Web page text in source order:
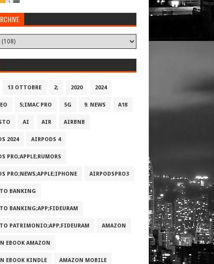
13 OTTOBRE 2; 2020 2024
5;IMAC PRO 5G 9. NEWS A18
AI AIR AIRBNB
2024 AIRPODS 4
PRO;APPLE;RUMORS
PRO;NEWS;APPLE;IPHONE AIRPODSPRO3
BANKING
BANKING;APP;FIDEURAM
PATRIMONI‪O‬;APP;FIDEURAM AMAZON
EBOOK AMAZON
EBOOK KINDLE AMAZON MOBILE